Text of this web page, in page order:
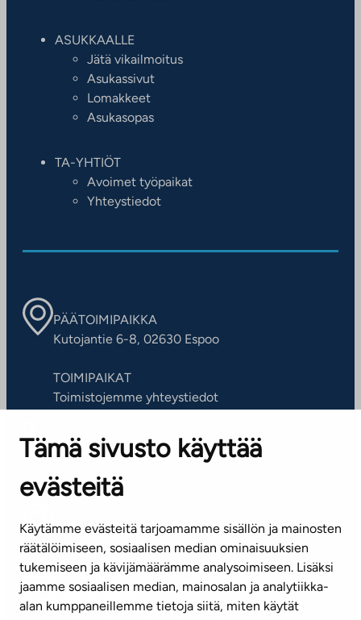
Tämä sivusto käyttää
evästeitä
Käytämme evästeitä tarjoamamme sisällön ja mainosten
räätälöimiseen, sosiaalisen median ominaisuuksien
tukemiseen ja kävijämäärämme analysoimiseen. Lisäksi
jaamme sosiaalisen median, mainosalan ja analytiikka-
alan kumppaneillemme tietoja siitä, miten käytät
ASUKKAALLE
Jätä vikailmoitus
Asukassivut
Lomakkeet
Asukasopas
TA-YHTIÖT
Avoimet työpaikat
Yhteystiedot
PÄÄTOIMIPAIKKA
Kutojantie 6-8, 02630 Espoo
TOIMIPAIKAT
Toimistojemme yhteystiedot
ASIAKASPALVELUKESKUS
Puh. 045 7734 3777
(arkisin klo 8-16)
info@ta.fi
Tilaa uutiskirje